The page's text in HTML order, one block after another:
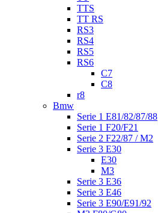
TTS
TT RS
RS3
RS4
RS5
RS6
C7
C8
r8
Bmw
Serie 1 E81/82/87/88
Serie 1 F20/F21
Serie 2 F22/87 / M2
Serie 3 E30
E30
M3
Serie 3 E36
Serie 3 E46
Serie 3 E90/E91/92